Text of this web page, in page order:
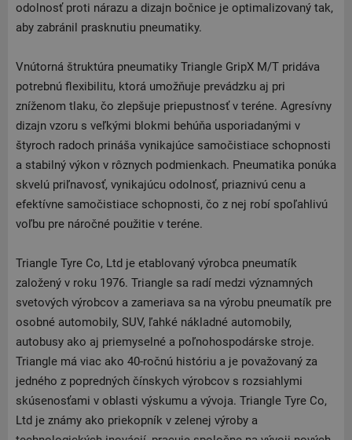
odolnosť proti nárazu a dizajn bočnice je optimalizovaný tak,
aby zabránil prasknutiu pneumatiky.
Vnútorná štruktúra pneumatiky Triangle GripX M/T pridáva
potrebnú flexibilitu, ktorá umožňuje prevádzku aj pri
zníženom tlaku, čo zlepšuje priepustnosť v teréne. Agresívny
dizajn vzoru s veľkými blokmi behúňa usporiadanými v
štyroch radoch prináša vynikajúce samočistiace schopnosti
a stabilný výkon v rôznych podmienkach. Pneumatika ponúka
skvelú priľnavosť, vynikajúcu odolnosť, priaznivú cenu a
efektívne samočistiace schopnosti, čo z nej robí spoľahlivú
voľbu pre náročné použitie v teréne.
Triangle Tyre Co, Ltd je etablovaný výrobca pneumatík
založený v roku 1976. Triangle sa radí medzi významných
svetových výrobcov a zameriava sa na výrobu pneumatík pre
osobné automobily, SUV, ľahké nákladné automobily,
autobusy ako aj priemyselné a poľnohospodárske stroje.
Triangle má viac ako 40-ročnú históriu a je považovaný za
jedného z popredných čínskych výrobcov s rozsiahlymi
skúsenosťami v oblasti výskumu a vývoja. Triangle Tyre Co,
Ltd je známy ako priekopník v zelenej výroby a